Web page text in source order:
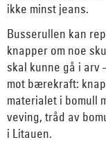
ikke minst jeans.
Busserullen kan
knapper om noe
skal kunne gå i arv
mot bærekraft:
materialet i bomull
veving, tråd av
i Litauen.